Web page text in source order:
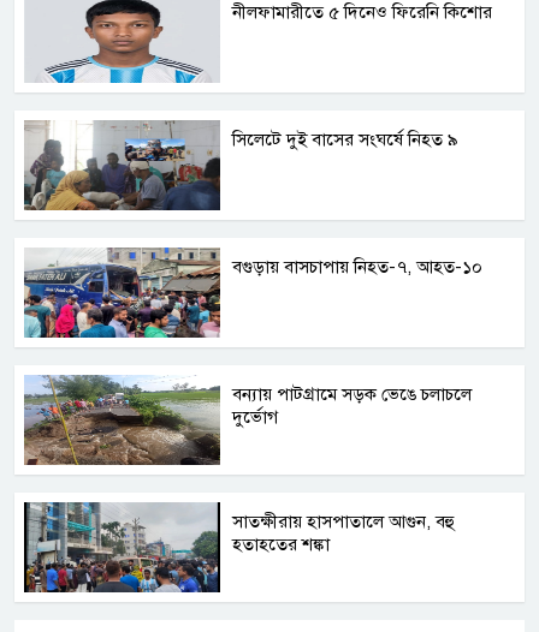
নীলফামারীতে ৫ দিনেও ফিরেনি কিশোর
সিলেটে দুই বাসের সংঘর্ষে নিহত ৯
বগুড়ায় বাসচাপায় নিহত-৭, আহত-১০
বন্যায় পাটগ্রামে সড়ক ভেঙে চলাচলে
দুর্ভোগ
সাতক্ষীরায় হাসপাতালে আগুন, বহু
হতাহতের শঙ্কা